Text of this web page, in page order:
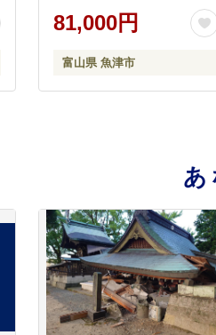
魚 粕漬け サーモン 鮭 天然
ブリ 紅鮭 銀ダラ ※北海
可
81,000円
富山県 魚津市